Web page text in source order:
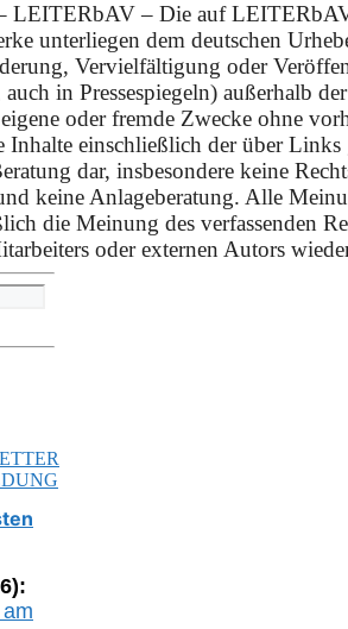
LEITERbAV – Die auf
unterliegen dem deutschen
Vervielfältigung oder
auch in Pressespiegeln) außerhalb
oder fremde Zwecke ohne
Inhalte einschließlich der über Links
dar, insbesondere keine
keine Anlageberatung. Alle
die Meinung des verfassenden
oder externen Autors